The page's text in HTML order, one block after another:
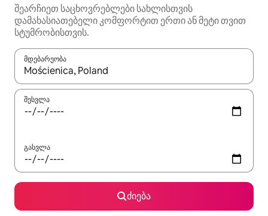
შეარჩიეთ საცხოვრებლები სახლისთვის
დამახასიათებელი კომფორტით ერთი ან მეტი თვით
სტუმრობისთვის.
მდებარეობა
როცა შედეგები ხელმისაწვდომი გახდება, ნავიგაციისთვის
შესვლა
გასვლა
ძიება